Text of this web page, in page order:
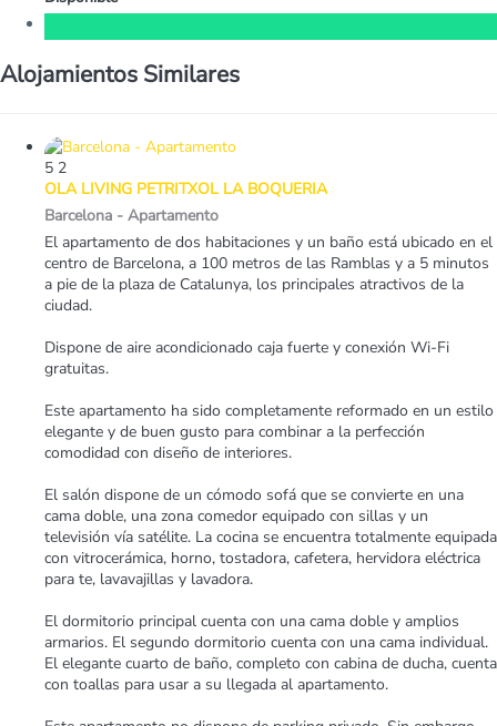
Alojamientos Similares
5 2
OLA LIVING PETRITXOL LA BOQUERIA
Barcelona - Apartamento
El apartamento de dos habitaciones y un baño está ubicado en el
centro de Barcelona, a 100 metros de las Ramblas y a 5 minutos
a pie de la plaza de Catalunya, los principales atractivos de la
ciudad.
Dispone de aire acondicionado caja fuerte y conexión Wi-Fi
gratuitas.
Este apartamento ha sido completamente reformado en un estilo
elegante y de buen gusto para combinar a la perfección
comodidad con diseño de interiores.
El salón dispone de un cómodo sofá que se convierte en una
cama doble, una zona comedor equipado con sillas y un
televisión vía satélite. La cocina se encuentra totalmente equipada
con vitrocerámica, horno, tostadora, cafetera, hervidora eléctrica
para te, lavavajillas y lavadora.
El dormitorio principal cuenta con una cama doble y amplios
armarios. El segundo dormitorio cuenta con una cama individual.
El elegante cuarto de baño, completo con cabina de ducha, cuenta
con toallas para usar a su llegada al apartamento.